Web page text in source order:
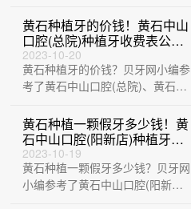
(宏维···
黄石种植牙的价钱！黄石中山
口腔(总院)种植牙收费表公
布，国产拜阿蒙种植牙：
3083元起/颗！
2023-10-20
黄石种植牙的价钱？贝牙网小编参
考了黄石中山口腔(总院)、黄石乐
明城店)···
黄石种植一颗假牙多少钱！黄
石中山口腔(阳新店)种植牙价
格表抢先看，瑞典诺贝尔种植
牙：5152元起/颗！
2023-10-19
黄石种植一颗假牙多少钱？贝牙网
小编参考了黄石中山口腔(阳新